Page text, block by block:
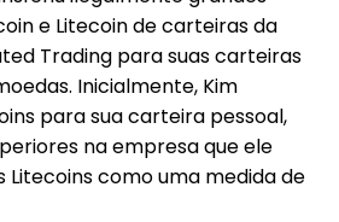
e Litecoin de carteiras da
Trading para suas carteiras
Inicialmente, Kim
para sua carteira pessoal,
na empresa que ele
Litecoins como uma medida de